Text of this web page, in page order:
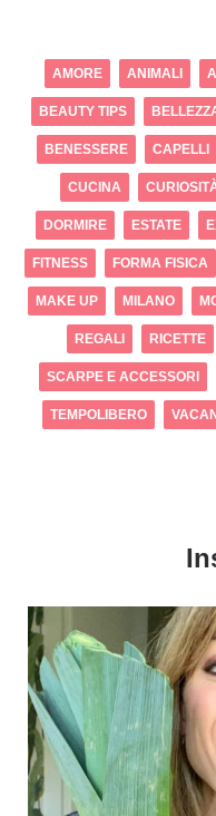
AMORE ANIMALI
BEAUTY TIPS
BENESSERE CAPELLI
CUCINA
DORMIRE ESTATE
FITNESS FORMA FISICA
MAKE UP MILANO
REGALI RICETTE
SCARPE E ACCESSORI
TEMPOLIBERO